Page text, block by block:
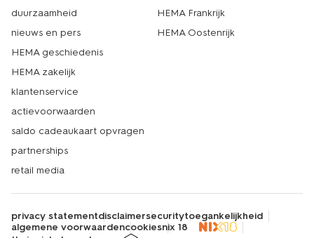
duurzaamheid
nieuws en pers
HEMA geschiedenis
HEMA zakelijk
klantenservice
actievoorwaarden
saldo cadeaukaart opvragen
partnerships
retail media
HEMA Frankrijk
HEMA Oostenrijk
privacy statementdisclaimersecuritytoegankelijkheid
algemene voorwaardencookiesnix 18